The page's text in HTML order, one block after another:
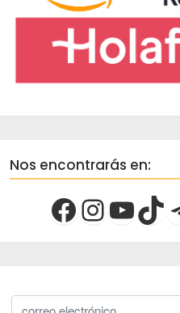
Nos encontrarás en: